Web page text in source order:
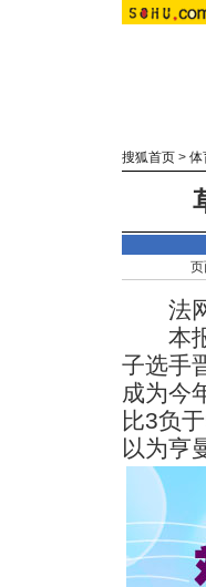
搜狐首页 > 体
页
法网
本报
子选手
成为今
比3负
以为亨